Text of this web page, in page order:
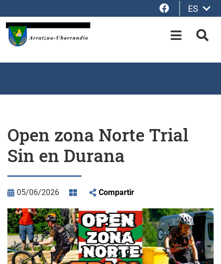
Facebook
ES
OPEN-
Open zona Norte Trial
Sin en Durana
05/06/2026 Compartir